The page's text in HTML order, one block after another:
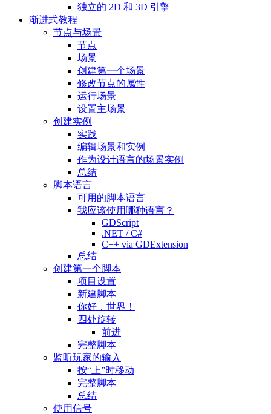
独立的 2D 和 3D 引擎
渐进式教程
节点与场景
节点
场景
创建第一个场景
修改节点的属性
运行场景
设置主场景
创建实例
实践
编辑场景和实例
作为设计语言的场景实例
总结
脚本语言
可用的脚本语言
我应该使用哪种语言？
GDScript
.NET / C#
C++ via GDExtension
总结
创建第一个脚本
项目设置
新建脚本
你好，世界！
四处旋转
前进
完整脚本
监听玩家的输入
按“上”时移动
完整脚本
总结
使用信号